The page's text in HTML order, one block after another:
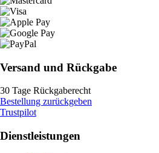
Versand und Rückgabe
30 Tage Rückgaberecht
Bestellung zurückgeben
Trustpilot
Dienstleistungen